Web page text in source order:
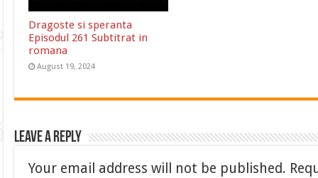
Dragoste si speranta
Episodul 261 Subtitrat in
romana
August 19, 2024
Leave a Reply
Your email address will not be published.